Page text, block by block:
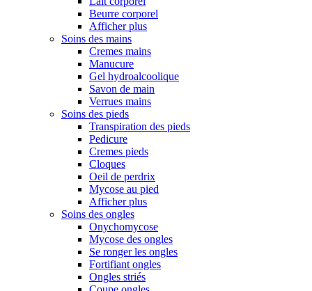
Beurre corporel
Afficher plus
Soins des mains
Cremes mains
Manucure
Gel hydroalcoolique
Savon de main
Verrues mains
Soins des pieds
Transpiration des pieds
Pedicure
Cremes pieds
Cloques
Oeil de perdrix
Mycose au pied
Afficher plus
Soins des ongles
Onychomycose
Mycose des ongles
Se ronger les ongles
Fortifiant ongles
Ongles striés